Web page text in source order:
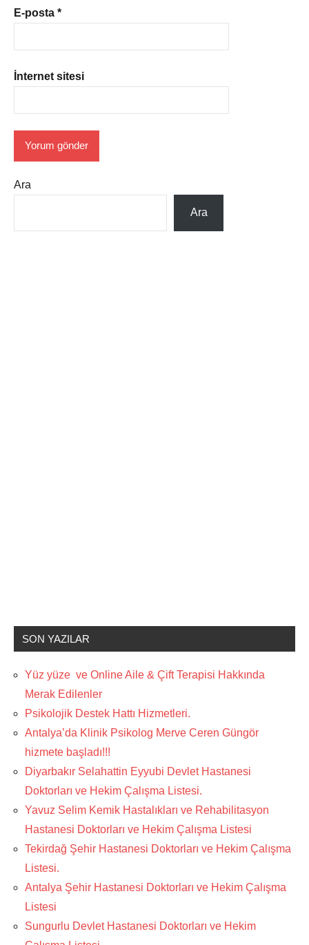
E-posta *
İnternet sitesi
Ara
Ara
SON YAZILAR
Yüz yüze ve Online Aile & Çift Terapisi Hakkında
Merak Edilenler
Psikolojik Destek Hattı Hizmetleri.
Antalya’da Klinik Psikolog Merve Ceren Güngör
hizmete başladı!!!
Diyarbakır Selahattin Eyyubi Devlet Hastanesi
Doktorları ve Hekim Çalışma Listesi.
Yavuz Selim Kemik Hastalıkları ve Rehabilitasyon
Hastanesi Doktorları ve Hekim Çalışma Listesi
Tekirdağ Şehir Hastanesi Doktorları ve Hekim Çalışma
Listesi.
Antalya Şehir Hastanesi Doktorları ve Hekim Çalışma
Listesi
Sungurlu Devlet Hastanesi Doktorları ve Hekim